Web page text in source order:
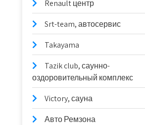
Renault центр
Srt-team, автосервис
Takayama
Tazik club, саунно-
оздоровительный комплекс
Victory, сауна
Авто Ремзона